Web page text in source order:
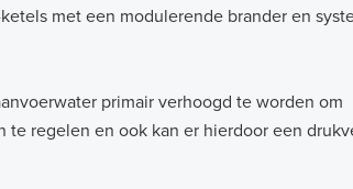
met een modulerende brander en
primair verhoogd te worden om
regelen en ook kan er hierdoor een